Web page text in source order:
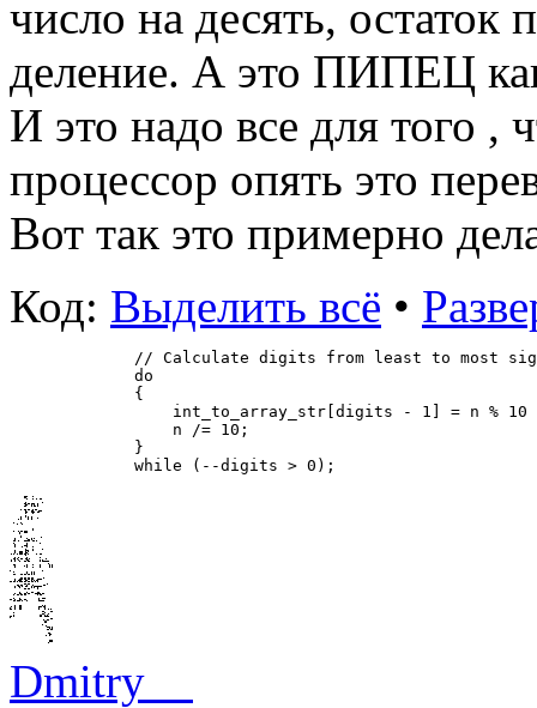
число на десять, остаток
деление. А это ПИПЕЦ
И это надо все для того ,
процессор опять это
Вот так это примерно
Код: Выделить всё •
// Calculate digits from least to most
do
{
int_to_array_str[digits - 1] = n % 10
n /= 10;
}
while (--digits > 0);
Dmitry__